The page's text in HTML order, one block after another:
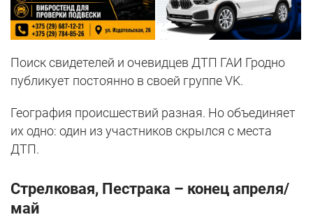
Поиск свидетелей и очевидцев ДТП ГАИ Гродно
публикует постоянно в своей группе VK.
География происшествий разная. Но объединяет
их одно: один из участников скрылся с места
ДТП.
Стрелковая, Пестрака – конец апреля/
май